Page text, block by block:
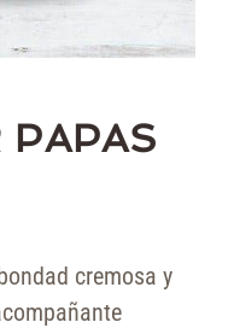
PAPAS
cremosa y